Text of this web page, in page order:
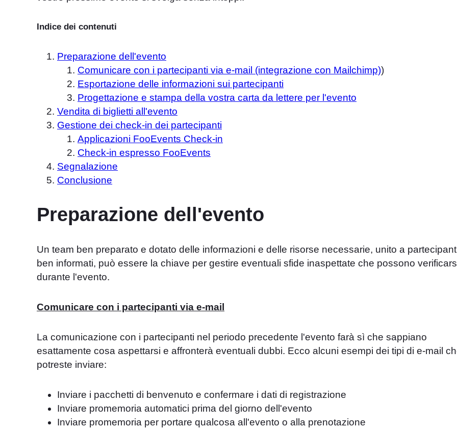
Indice dei contenuti
Preparazione dell'evento
Comunicare con i partecipanti via e-mail (integrazione con Mailchimp))
Esportazione delle informazioni sui partecipanti
Progettazione e stampa della vostra carta da lettere per l'evento
Vendita di biglietti all'evento
Gestione dei check-in dei partecipanti
Applicazioni FooEvents Check-in
Check-in espresso FooEvents
Segnalazione
Conclusione
Preparazione dell'evento
Un team ben preparato e dotato delle informazioni e delle risorse necessarie, unito a
ben informati, può essere la chiave per gestire eventuali sfide inaspettate che possono
durante l'evento.
Comunicare con i partecipanti via e-mail
La comunicazione con i partecipanti nel periodo precedente l'evento farà sì che sappiano
esattamente cosa aspettarsi e affronterà eventuali dubbi. Ecco alcuni esempi dei tipi di e-mail
potreste inviare:
Inviare i pacchetti di benvenuto e confermare i dati di registrazione
Inviare promemoria automatici prima del giorno dell'evento
Inviare promemoria per portare qualcosa all'evento o alla prenotazione